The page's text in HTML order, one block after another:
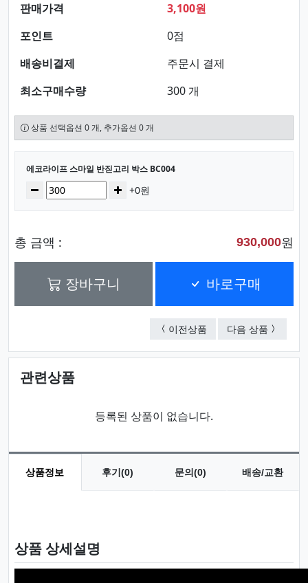
판매가격
3,100원
포인트
0점
배송비결제
주문시 결제
최소구매수량
300 개
상품 선택옵션 0 개, 추가옵션 0 개
선택된 옵션
에코라이프 스마일 반짇고리 박스 BC004
수량감소 증가+0원
총 금액 : 930,000원
장바구니 바로구매
이전상품 에코라이프 심플 여행
다음 상품 에코라
관련상품
등록된 상품이 없습니다.
상품정보 후기(0) 문의(0) 배송/교환
상품 상세설명